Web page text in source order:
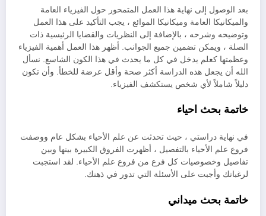
بعد الوصول إلى نهاية هذا العمل المتمحور حول الفيزياء العامة
والميكانيكا العامة وميكانيكا الموائع ، يجب التأكيد على هذا العمل
وتوضيحه وشرحه ، بالإضافة إلى النظريات والقضايا الرئيسية ذات
الصلة ، ويمكن تضمين جميع الجوانب. أظهر هذا العمل أهمية الفيزياء
وعظمتها كعلم يدخل في كل ما يحدث في هذا الكون الشاسع. نسأل
الله أن يجعل هذه الدراسة أكثر صحة وأقل عرضة للخطأ. وأن تكون
دليلاً شاملاً لأي شخص يستكشف الفيزياء.
خاتمة بحث احياء
في نهاية دراستي ، حيث تحدثت عن علم الأحياء بشكل عام ووصفت
فروع علم الأحياء بالتفصيل ، أظهرت الفروق الكبيرة بينها وبين
تفاصيل وخصوصيات كل فرع من فروع علم الأحياء. لقد استجبت
لرغباتك وأجبت على الأسئلة التي تدور في ذهنك.
خاتمة بحث ميداني